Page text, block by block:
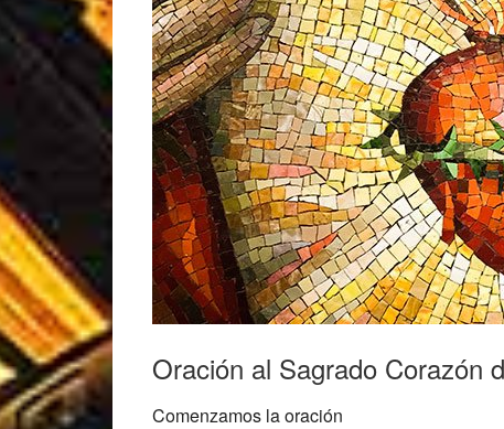
Oración al Sagrado Corazón
Comenzamos la oración